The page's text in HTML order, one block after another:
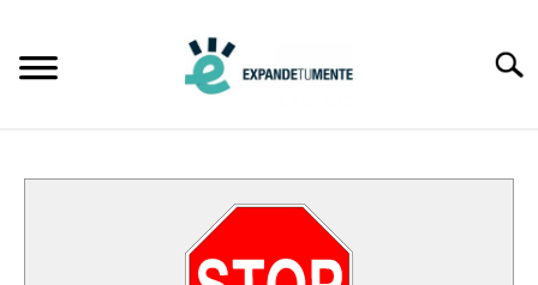
content